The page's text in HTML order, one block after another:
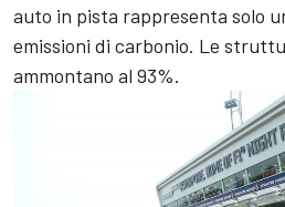
auto in pista rappresenta solo
emissioni di carbonio. Le
ammontano al 93%.